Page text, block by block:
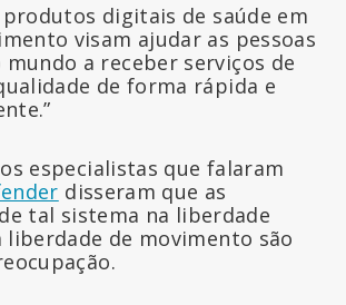
produtos digitais de saúde em
visam ajudar as pessoas
a receber serviços de
de forma rápida e
especialistas que falaram
disseram que as
tal sistema na liberdade
liberdade de movimento são